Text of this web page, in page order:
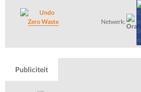
Zero Waste Netwerk:
Publiciteit